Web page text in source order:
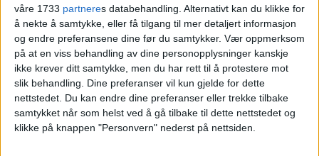
våre 1733 partneres databehandling. Alternativt kan du klikke for
å nekte å samtykke, eller få tilgang til mer detaljert informasjon
og endre preferansene dine før du samtykker. Vær oppmerksom
på at en viss behandling av dine personopplysninger kanskje
ikke krever ditt samtykke, men du har rett til å protestere mot
slik behandling. Dine preferanser vil kun gjelde for dette
nettstedet. Du kan endre dine preferanser eller trekke tilbake
samtykket når som helst ved å gå tilbake til dette nettstedet og
klikke på knappen "Personvern" nederst på nettsiden.